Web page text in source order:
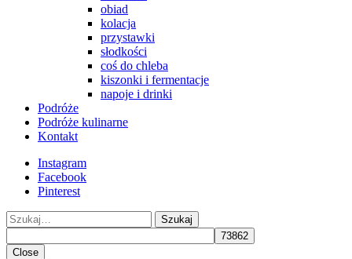
obiad
kolacja
przystawki
słodkości
coś do chleba
kiszonki i fermentacje
napoje i drinki
Podróże
Podróże kulinarne
Kontakt
Instagram
Facebook
Pinterest
Szukaj
Close